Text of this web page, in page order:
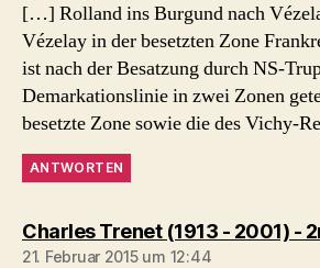
[…] Rolland ins Burgund nach
Vézelay in der besetzten Zone
ist nach der Besatzung durch NS-
Demarkationslinie in zwei Zonen
besetzte Zone sowie die des Vichy-
ANTWORTEN
Charles Trenet (1913 - 2001) -
21. Februar 2015 um 12:44